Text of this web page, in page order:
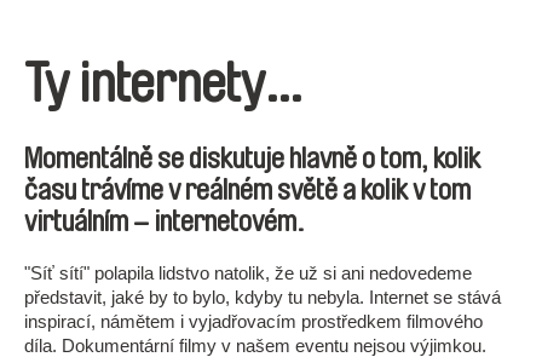
Ty internety…
Momentálně se diskutuje hlavně o tom, kolik
času trávíme v reálném světě a kolik v tom
virtuálním – internetovém.
"Síť sítí" polapila lidstvo natolik, že už si ani nedovedeme
představit, jaké by to bylo, kdyby tu nebyla. Internet se stává
inspirací, námětem i vyjadřovacím prostředkem filmového
díla. Dokumentární filmy v našem eventu nejsou výjimkou.